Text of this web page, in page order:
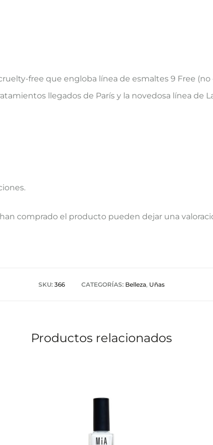
free que engloba línea de esmaltes 9 Free
llegados de París y la novedosa línea de
comprado el producto pueden dejar una
SKU: 366 CATEGORÍAS: Belleza, Uñas
Productos relacionados